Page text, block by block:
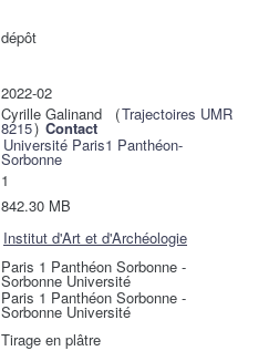
dépôt
2022-02
Cyrille Galinand (Trajectoires UMR
8215) Contact
Université Paris1 Panthéon-
Sorbonne
1
842.30 MB
Institut d'Art et d'Archéologie
Paris 1 Panthéon Sorbonne -
Sorbonne Université
Paris 1 Panthéon Sorbonne -
Sorbonne Université
Tirage en plâtre